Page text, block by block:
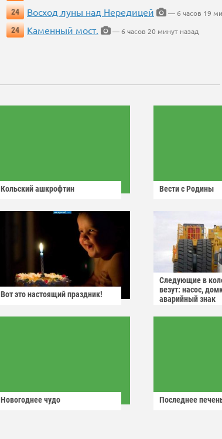
24
Восход луны над Нередицей
— 6 часов 19
24
Каменный мост. — 6 часов 20 минут назад
Кольский ашкрофтин Вести с Родины
Вот это настоящий праздник!
Следующие в
везут: насос,
аварийный знак
Новогоднее чудо Последнее